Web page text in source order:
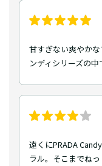
甘すぎない爽やか
ンディシリーズの中
遠くにPRADA
ラル。そこまでね